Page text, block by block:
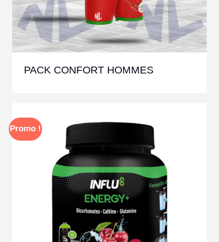
PACK CONFORT HOMMES
Promo !